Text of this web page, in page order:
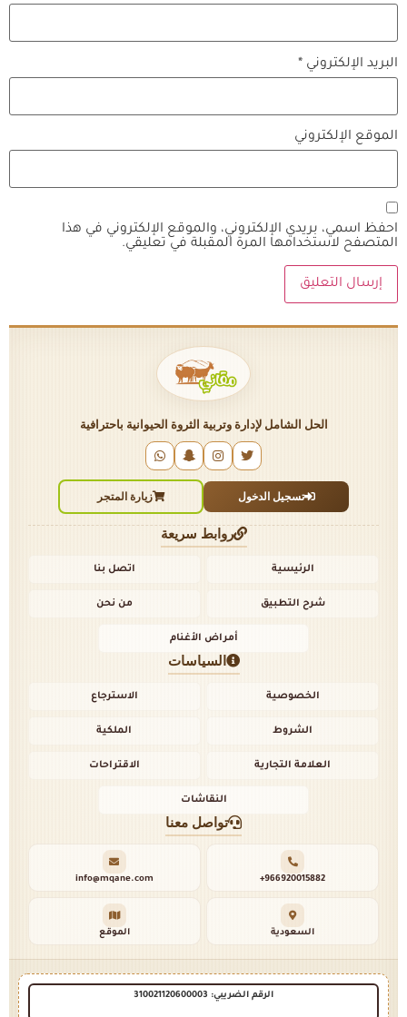
البريد الإلكتروني *
الموقع الإلكتروني
احفظ اسمي، بريدي الإلكتروني، والموقع الإلكتروني في هذا
المتصفح لاستخدامها المرة المقبلة في تعليقي.
الحل الشامل لإدارة وتربية الثروة الحيوانية باحترافية
تسجيل الدخول زيارة المتجر
روابط سريعة
الرئيسية اتصل بنا
شرح التطبيق من نحن
أمراض الأغنام
السياسات
الخصوصية الاسترجاع
الشروط الملكية
العلامة التجارية الاقتراحات
النقاشات
تواصل معنا
+966920015882
info@mqane.com
السعودية الموقع
الرقم الضريبي: 310021120600003